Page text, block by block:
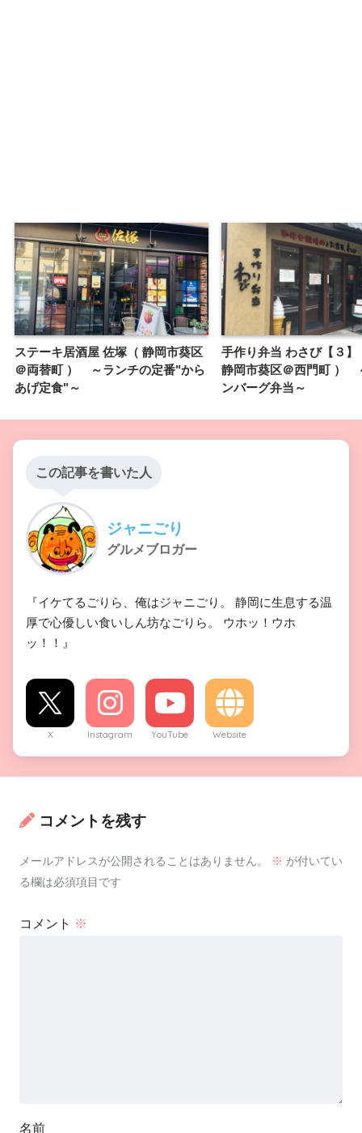
ステーキ居酒屋 佐塚（ 静岡市葵区
＠両替町 ） ～ランチの定番"から
あげ定食"～
手作り弁当 わさび【３】
静岡市葵区＠西門町 ）
ンバーグ弁当～
この記事を書いた人
ジャニごり
グルメブロガー
『イケてるごりら、俺はジャニごり。 静岡に生息する温
厚で心優しい食いしん坊なごりら。 ウホッ！ウホ
ッ！！』
X Instagram YouTube Website
コメントを残す
メールアドレスが公開されることはありません。 ※ が付いてい
る欄は必須項目です
コメント ※
名前